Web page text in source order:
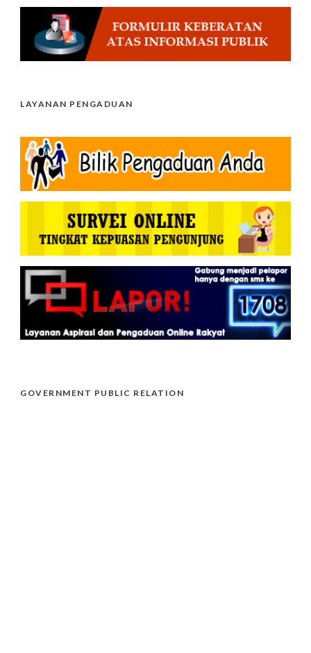
LAYANAN PENGADUAN
GOVERNMENT PUBLIC RELATION